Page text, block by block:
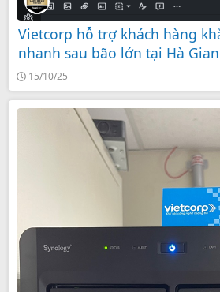
Vietcorp hỗ trợ khách hàng
nhanh sau bão lớn tại Hà
15/10/25